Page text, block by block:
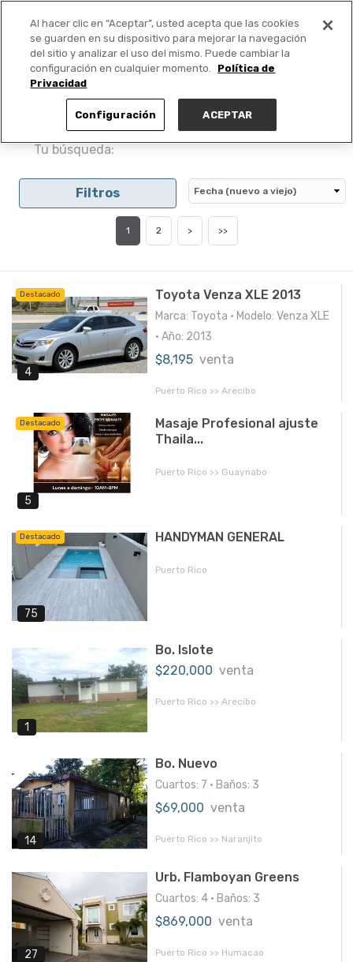
PUBLICA GRATIS +
Tu búsqueda:
Filtros
1 2 > >>
Destacado
4
Toyota Venza XLE 2013
Marca: Toyota • Modelo: Venza XLE
• Año: 2013
$8,195 venta
Puerto Rico >> Arecibo
Destacado
5
Masaje Profesional ajuste
Thaila...
Puerto Rico >> Guaynabo
Destacado
75
HANDYMAN GENERAL
Puerto Rico
1
Bo. Islote
$220,000 venta
Puerto Rico >> Arecibo
14
Bo. Nuevo
Cuartos: 7 • Baños: 3
$69,000 venta
Puerto Rico >> Naranjito
27
Urb. Flamboyan Greens
Cuartos: 4 • Baños: 3
$869,000 venta
Puerto Rico >> Humacao
Al hacer clic en “Aceptar”, usted acepta que las cookies
se guarden en su dispositivo para mejorar la navegación
del sitio y analizar el uso del mismo. Puede cambiar la
configuración en cualquier momento.
Política de
Privacidad
Configuración ACEPTAR